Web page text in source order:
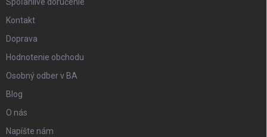
Spoľahlivé doručenie
Kontakt
Doprava
Hodnotenie obchodu
Osobný odber v BA
Blog
O nás
Napíšte nám